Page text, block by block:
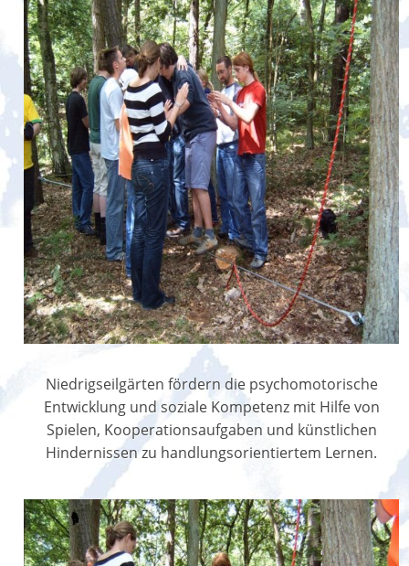
Niedrigseilgärten fördern die psychomotorische
Entwicklung und soziale Kompetenz mit Hilfe von
Spielen, Kooperationsaufgaben und künstlichen
Hindernissen zu handlungsorientiertem Lernen.